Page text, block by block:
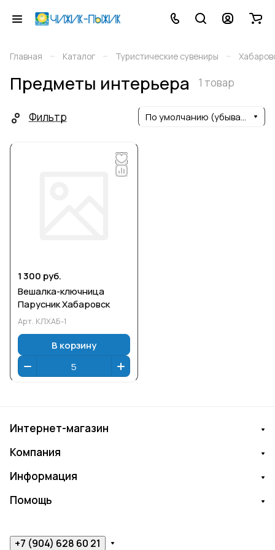
Главная – Каталог – Туристические сувениры –
Предметы интерьера 1 товар
Фильтр По умолчанию (убывание)
1 300 руб.
Вешалка-ключница
Парусник Хабаровск
Арт. КЛХАБ-1
В корзину
Интернет-магазин
Компания
Информация
Помощь
+7 (904) 628 60 21